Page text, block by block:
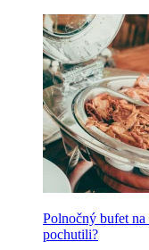
Polnočný bufet
pochutili?